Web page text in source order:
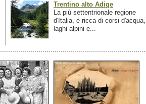
Trentino alto Adige
La più settentrionale regione
d'Italia, é ricca di corsi d'acqua,
laghi alpini e...